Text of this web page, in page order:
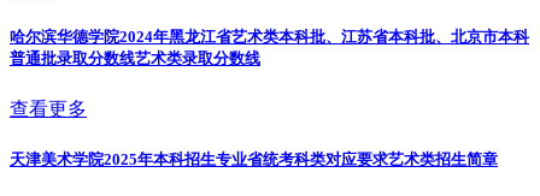
哈尔滨华德学院2024年黑龙江省艺术类本科批、江苏省本科批、北京市本科
普通批录取分数线艺术类录取分数线
查看更多
天津美术学院2025年本科招生专业省统考科类对应要求艺术类招生简章